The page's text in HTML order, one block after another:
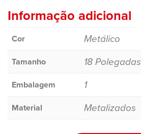
Informação adicional
Cor Metálico
Tamanho 18 Polegadas
Embalagem 1
Material Metalizados